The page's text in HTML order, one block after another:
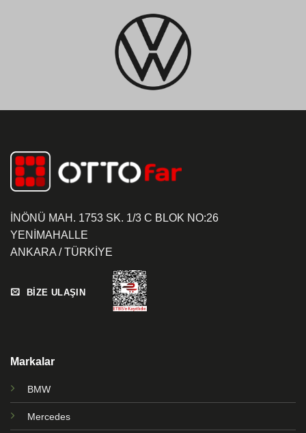
İNÖNÜ MAH. 1753 SK. 1/3 C BLOK NO:26
YENİMAHALLE
ANKARA / TÜRKİYE
BİZE ULAŞIN
Markalar
BMW
Mercedes